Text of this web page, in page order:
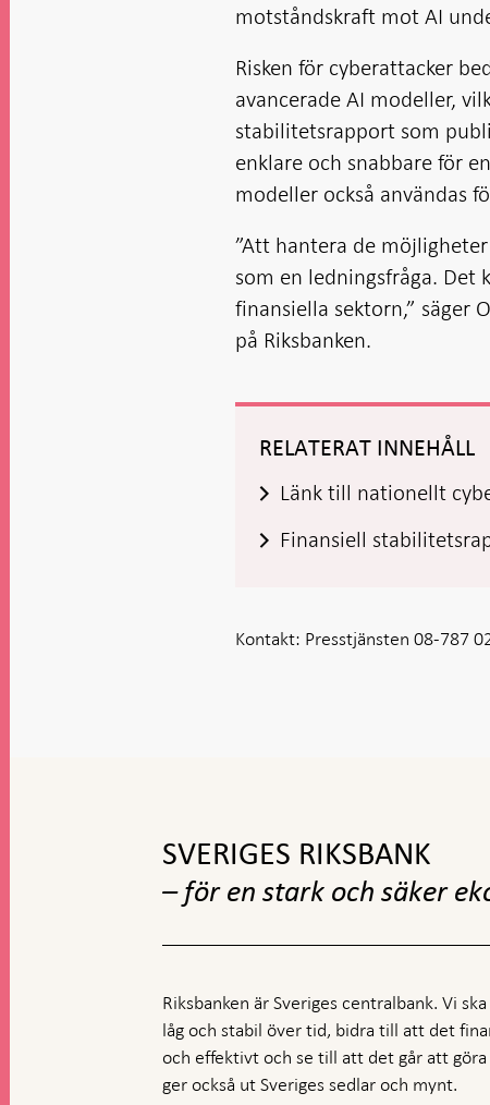
motståndskraft mot AI
Risken för cyberattacker
avancerade AI modeller,
stabilitetsrapport som
enklare och snabbare för
modeller också användas
”Att hantera de
som en ledningsfråga. Det
finansiella sektorn,” säger
på Riksbanken.
RELATERAT INNEHÅLL
Länk till nationellt
Finansiell
Kontakt: Presstjänsten 08-787
SVERIGES RIKSBANK
– för en stark och säker
Riksbanken är Sveriges centralbank. Vi
låg och stabil över tid, bidra till att det
och effektivt och se till att det går att göra
ger också ut Sveriges sedlar och mynt.